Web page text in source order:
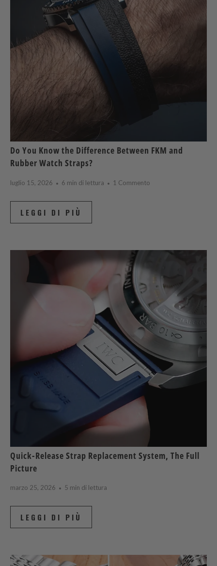
Do You Know the Difference Between FKM and
Rubber Watch Straps?
luglio 15, 2026 6 min di lettura 1 Commento
LEGGI DI PIÙ
Quick-Release Strap Replacement System, The Full
Picture
marzo 25, 2026 5 min di lettura
LEGGI DI PIÙ